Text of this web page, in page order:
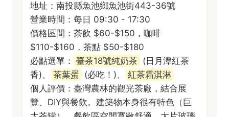
地址：南投縣魚池鄉魚池街443-36號
營業時間：每日 09:30 - 17:30
價格區間：茶飲 $60-$150，咖啡
$110-$160，茶點 $50-$180
必點選單： 臺茶18號純奶茶 (日月潭紅茶
香)、
茶葉蛋 (必吃！)、
紅茶霜淇淋
個人評價：臺灣農林的觀光茶廠，結合展
覽、DIY與餐飲。建築物本身很有特色（巨